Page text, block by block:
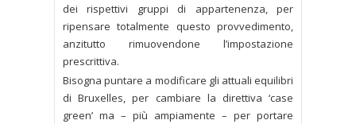
dei rispettivi gruppi di appartenenza, per
ripensare totalmente questo provvedimento,
anzitutto rimuovendone l’impostazione
prescrittiva.
Bisogna puntare a modificare gli attuali equilibri
di Bruxelles, per cambiare la direttiva ‘case
green’ ma – più ampiamente – per portare